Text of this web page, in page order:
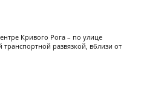
Кривого Рога – по улице
транспортной развязкой, вблизи от